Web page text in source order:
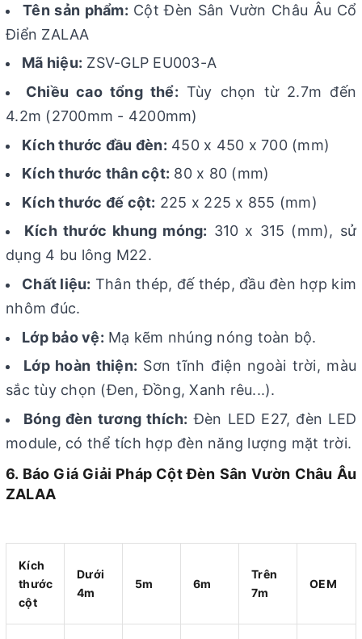
Tên sản phẩm: Cột Đèn Sân Vườn Châu Âu Cổ
Điển ZALAA
Mã hiệu: ZSV-GLP EU003-A
Chiều cao tổng thể: Tùy chọn từ 2.7m đến
4.2m (2700mm - 4200mm)
Kích thước đầu đèn: 450 x 450 x 700 (mm)
Kích thước thân cột: 80 x 80 (mm)
Kích thước đế cột: 225 x 225 x 855 (mm)
Kích thước khung móng: 310 x 315 (mm), sử
dụng 4 bu lông M22.
Chất liệu: Thân thép, đế thép, đầu đèn hợp kim
nhôm đúc.
Lớp bảo vệ: Mạ kẽm nhúng nóng toàn bộ.
Lớp hoàn thiện: Sơn tĩnh điện ngoài trời, màu
sắc tùy chọn (Đen, Đồng, Xanh rêu...).
Bóng đèn tương thích: Đèn LED E27, đèn LED
module, có thể tích hợp đèn năng lượng mặt trời.
6. Báo Giá Giải Pháp Cột Đèn Sân Vườn Châu Âu
ZALAA
Kích
thước
cột
Dưới
4m
5m 6m
Trên
7m
OEM